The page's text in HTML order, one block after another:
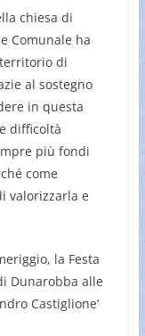
chiesa di
Comunale ha
di
al sostegno
in questa
difficoltà
più fondi
come
valorizzarla e
la Festa
Dunarobba alle
Castiglione’